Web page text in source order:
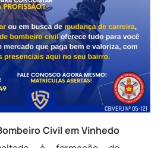
Civil em Vinhedo